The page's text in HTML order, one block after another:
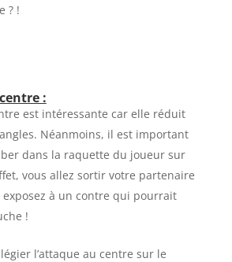
? !
:
est intéressante car elle réduit
Néanmoins, il est important
dans la raquette du joueur sur
vous allez sortir votre partenaire
à un contre qui pourrait
!
l’attaque au centre sur le